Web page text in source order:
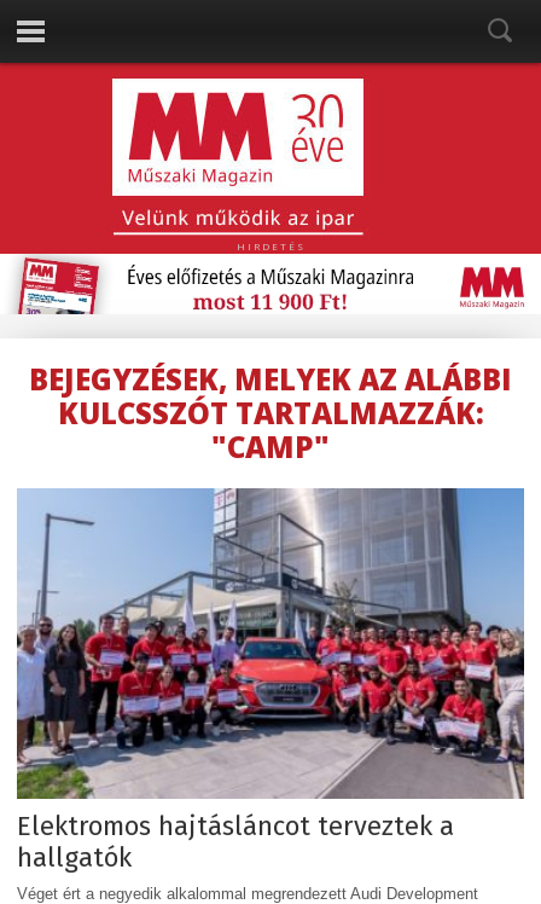
HIRDETÉS
BEJEGYZÉSEK, MELYEK AZ ALÁBBI
KULCSSZÓT TARTALMAZZÁK:
"CAMP"
Elektromos hajtásláncot terveztek a
hallgatók
Véget ért a negyedik alkalommal megrendezett Audi Development